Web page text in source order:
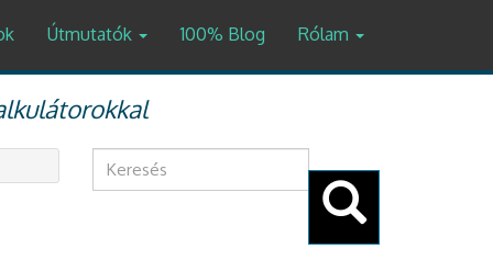
Útmutatók 100% Blog Rólam
Keresés
űrlap